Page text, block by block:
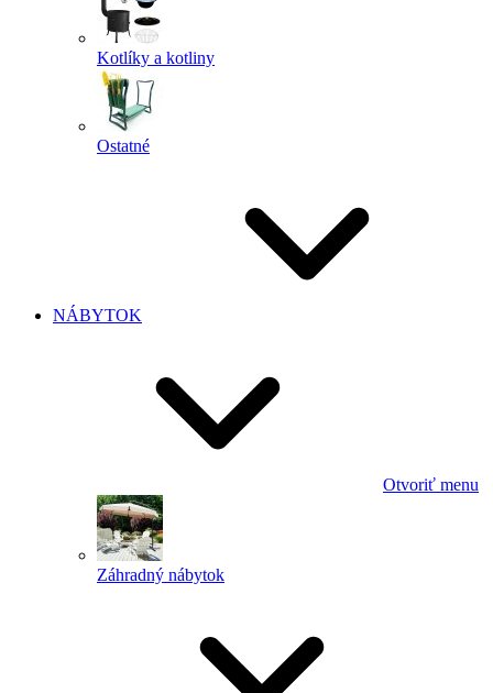
Kotlíky a kotliny
Ostatné
NÁBYTOK
Otvoriť menu
Záhradný nábytok